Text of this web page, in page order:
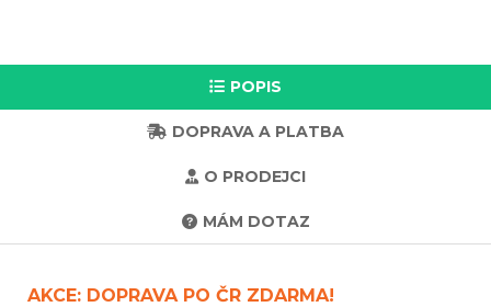
POPIS
DOPRAVA A PLATBA
O PRODEJCI
MÁM DOTAZ
AKCE: DOPRAVA PO ČR ZDARMA!